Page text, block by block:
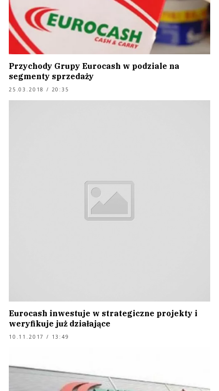
Przychody Grupy Eurocash w podziale na
segmenty sprzedaży
25.03.2018 / 20:35
Eurocash inwestuje w strategiczne projekty i
weryfikuje już działające
10.11.2017 / 13:49